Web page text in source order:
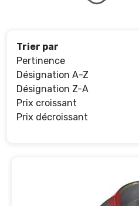
Trier par
Pertinence
Désignation A-Z
Désignation Z-A
Prix croissant
Prix décroissant